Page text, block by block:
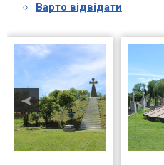
Варто відвідати